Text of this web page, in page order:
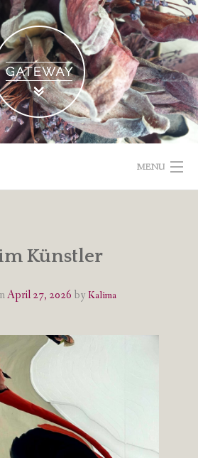
MENU
Künstler
April 27, 2026 by Kalima